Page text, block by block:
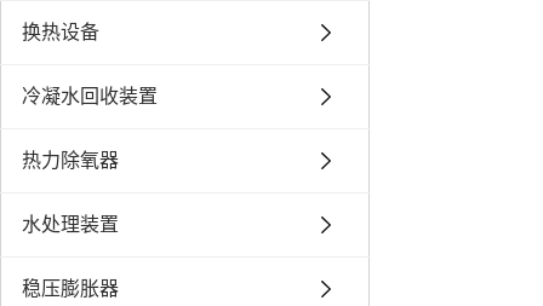
换热设备
冷凝水回收装置
热力除氧器
水处理装置
稳压膨胀器